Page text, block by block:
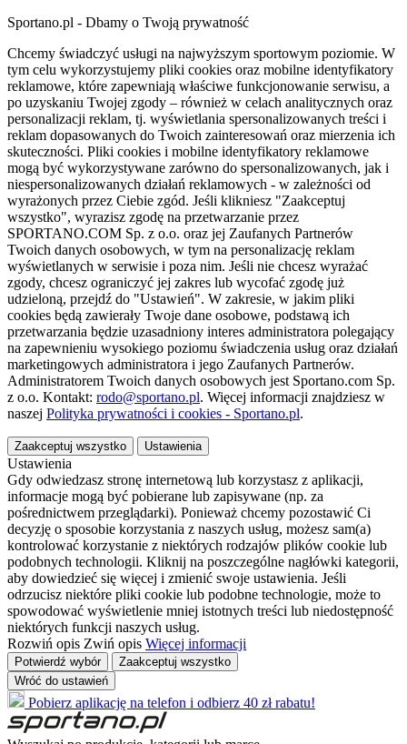
Sportano.pl - Dbamy o Twoją prywatność
Chcemy świadczyć usługi na najwyższym sportowym poziomie. W
tym celu wykorzystujemy pliki cookies oraz mobilne identyfikatory
reklamowe, które zapewniają właściwe funkcjonowanie serwisu, a
po uzyskaniu Twojej zgody – również w celach analitycznych oraz
personalizacji reklam, tj. wyświetlania spersonalizowanych treści i
reklam dopasowanych do Twoich zainteresowań oraz mierzenia ich
skuteczności. Pliki cookies i mobilne identyfikatory reklamowe
mogą być wykorzystywane zarówno do spersonalizowanych, jak i
niespersonalizowanych działań reklamowych - w zależności od
wyrażonych przez Ciebie zgód. Jeśli klikniesz "Zaakceptuj
wszystko", wyrazisz zgodę na przetwarzanie przez
SPORTANO.COM Sp. z o.o. oraz jej Zaufanych Partnerów
Twoich danych osobowych, w tym na personalizację reklam
wyświetlanych w serwisie i poza nim. Jeśli nie chcesz wyrażać
zgody, chcesz ograniczyć jej zakres lub wycofać zgodę już
udzieloną, przejdź do "Ustawień". W zakresie, w jakim pliki
cookies będą zawierały Twoje dane osobowe, podstawą ich
przetwarzania będzie uzasadniony interes administratora polegający
na zapewnieniu wysokiego poziomu świadczenia usług oraz działań
marketingowych administratora i jego Zaufanych Partnerów.
Administratorem Twoich danych osobowych jest Sportano.com Sp.
z o.o. Kontakt: rodo@sportano.pl. Więcej informacji znajdziesz w
naszej Polityka prywatności i cookies - Sportano.pl.
Zaakceptuj wszystko Ustawienia
Ustawienia
Gdy odwiedzasz stronę internetową lub korzystasz z aplikacji,
informacje mogą być pobierane lub zapisywane (np. za
pośrednictwem przeglądarki). Ponieważ chcemy pozostawić Ci
decyzję o sposobie korzystania z naszych usług, możesz sam(a)
kontrolować korzystanie z niektórych rodzajów plików cookie lub
podobnych technologii. Kliknij na poszczególne nagłówki kategorii,
aby dowiedzieć się więcej i zmienić swoje ustawienia. Jeśli
odrzucisz niektóre pliki cookie lub podobne technologie, może to
spowodować wyświetlenie mniej istotnych treści lub niedostępność
niektórych funkcji naszych usług.
Rozwiń opis Zwiń opis Więcej informacji
Potwierdź wybór
Zaakceptuj wszystko
Wróć do ustawień
Pobierz aplikację na telefon i odbierz 40 zł rabatu!